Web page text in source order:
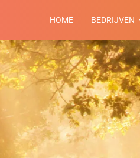
HOME BEDRIJVEN